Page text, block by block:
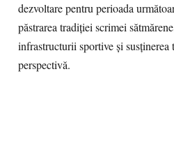
dezvoltare pentru perioada
păstrarea tradiției scrimei
infrastructurii sportive și
perspectivă.